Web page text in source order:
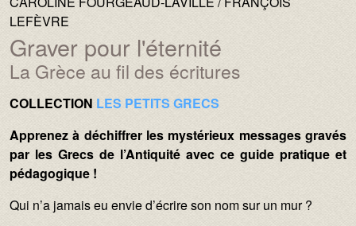
LEFÈVRE
Graver pour l'éternité
Sous-titre :
La Grèce au fil des écritures
Texte :
COLLECTION LES PETITS GRECS
Apprenez à déchiffrer les mystérieux messages gravés
par les Grecs de l’Antiquité avec ce guide pratique et
pédagogique !
Qui n’a jamais eu envie d’écrire son nom sur un mur ?